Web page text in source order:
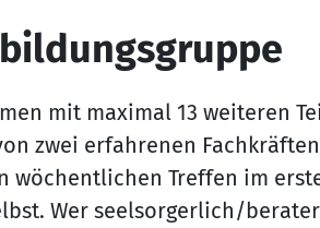
mit maximal 13 weiteren
zwei erfahrenen
wöchentlichen Treffen im
Wer seelsorgerlich/